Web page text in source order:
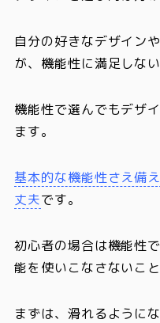
自分の好きなデザイン
が、機能性に満足しな
機能性で選んでもデザ
ます。
基本的な機能性さえ備
丈夫です。
初心者の場合は機能性
能を使いこなさないこ
まずは、滑れるように